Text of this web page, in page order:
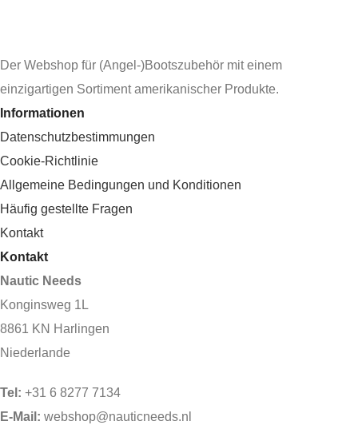
Der Webshop für (Angel-)Bootszubehör mit einem
einzigartigen Sortiment amerikanischer Produkte.
Informationen
Datenschutzbestimmungen
Cookie-Richtlinie
Allgemeine Bedingungen und Konditionen
Häufig gestellte Fragen
Kontakt
Kontakt
Nautic Needs
Konginsweg 1L
8861 KN Harlingen
Niederlande
Tel: +31 6 8277 7134
E-Mail: webshop@nauticneeds.nl